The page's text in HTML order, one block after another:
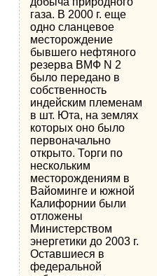
газа. В 2000 г. еще
одно сланцевое
месторождение
бывшего нефтяного
резерва ВМФ N 2
было передано в
собственность
индейским племенам
в шт. Юта, на землях
которых оно было
первоначально
открыто. Торги по
нескольким
месторождениям в
Вайоминге и южной
Калифорнии были
отложены
Министерством
энергетики до 2003 г.
Оставшиеся в
федеральной